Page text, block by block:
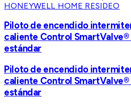
HONEYWELL HOME RESIDEO
Piloto de encendido
caliente Control
estándar
Piloto de encendido
caliente Control
estándar